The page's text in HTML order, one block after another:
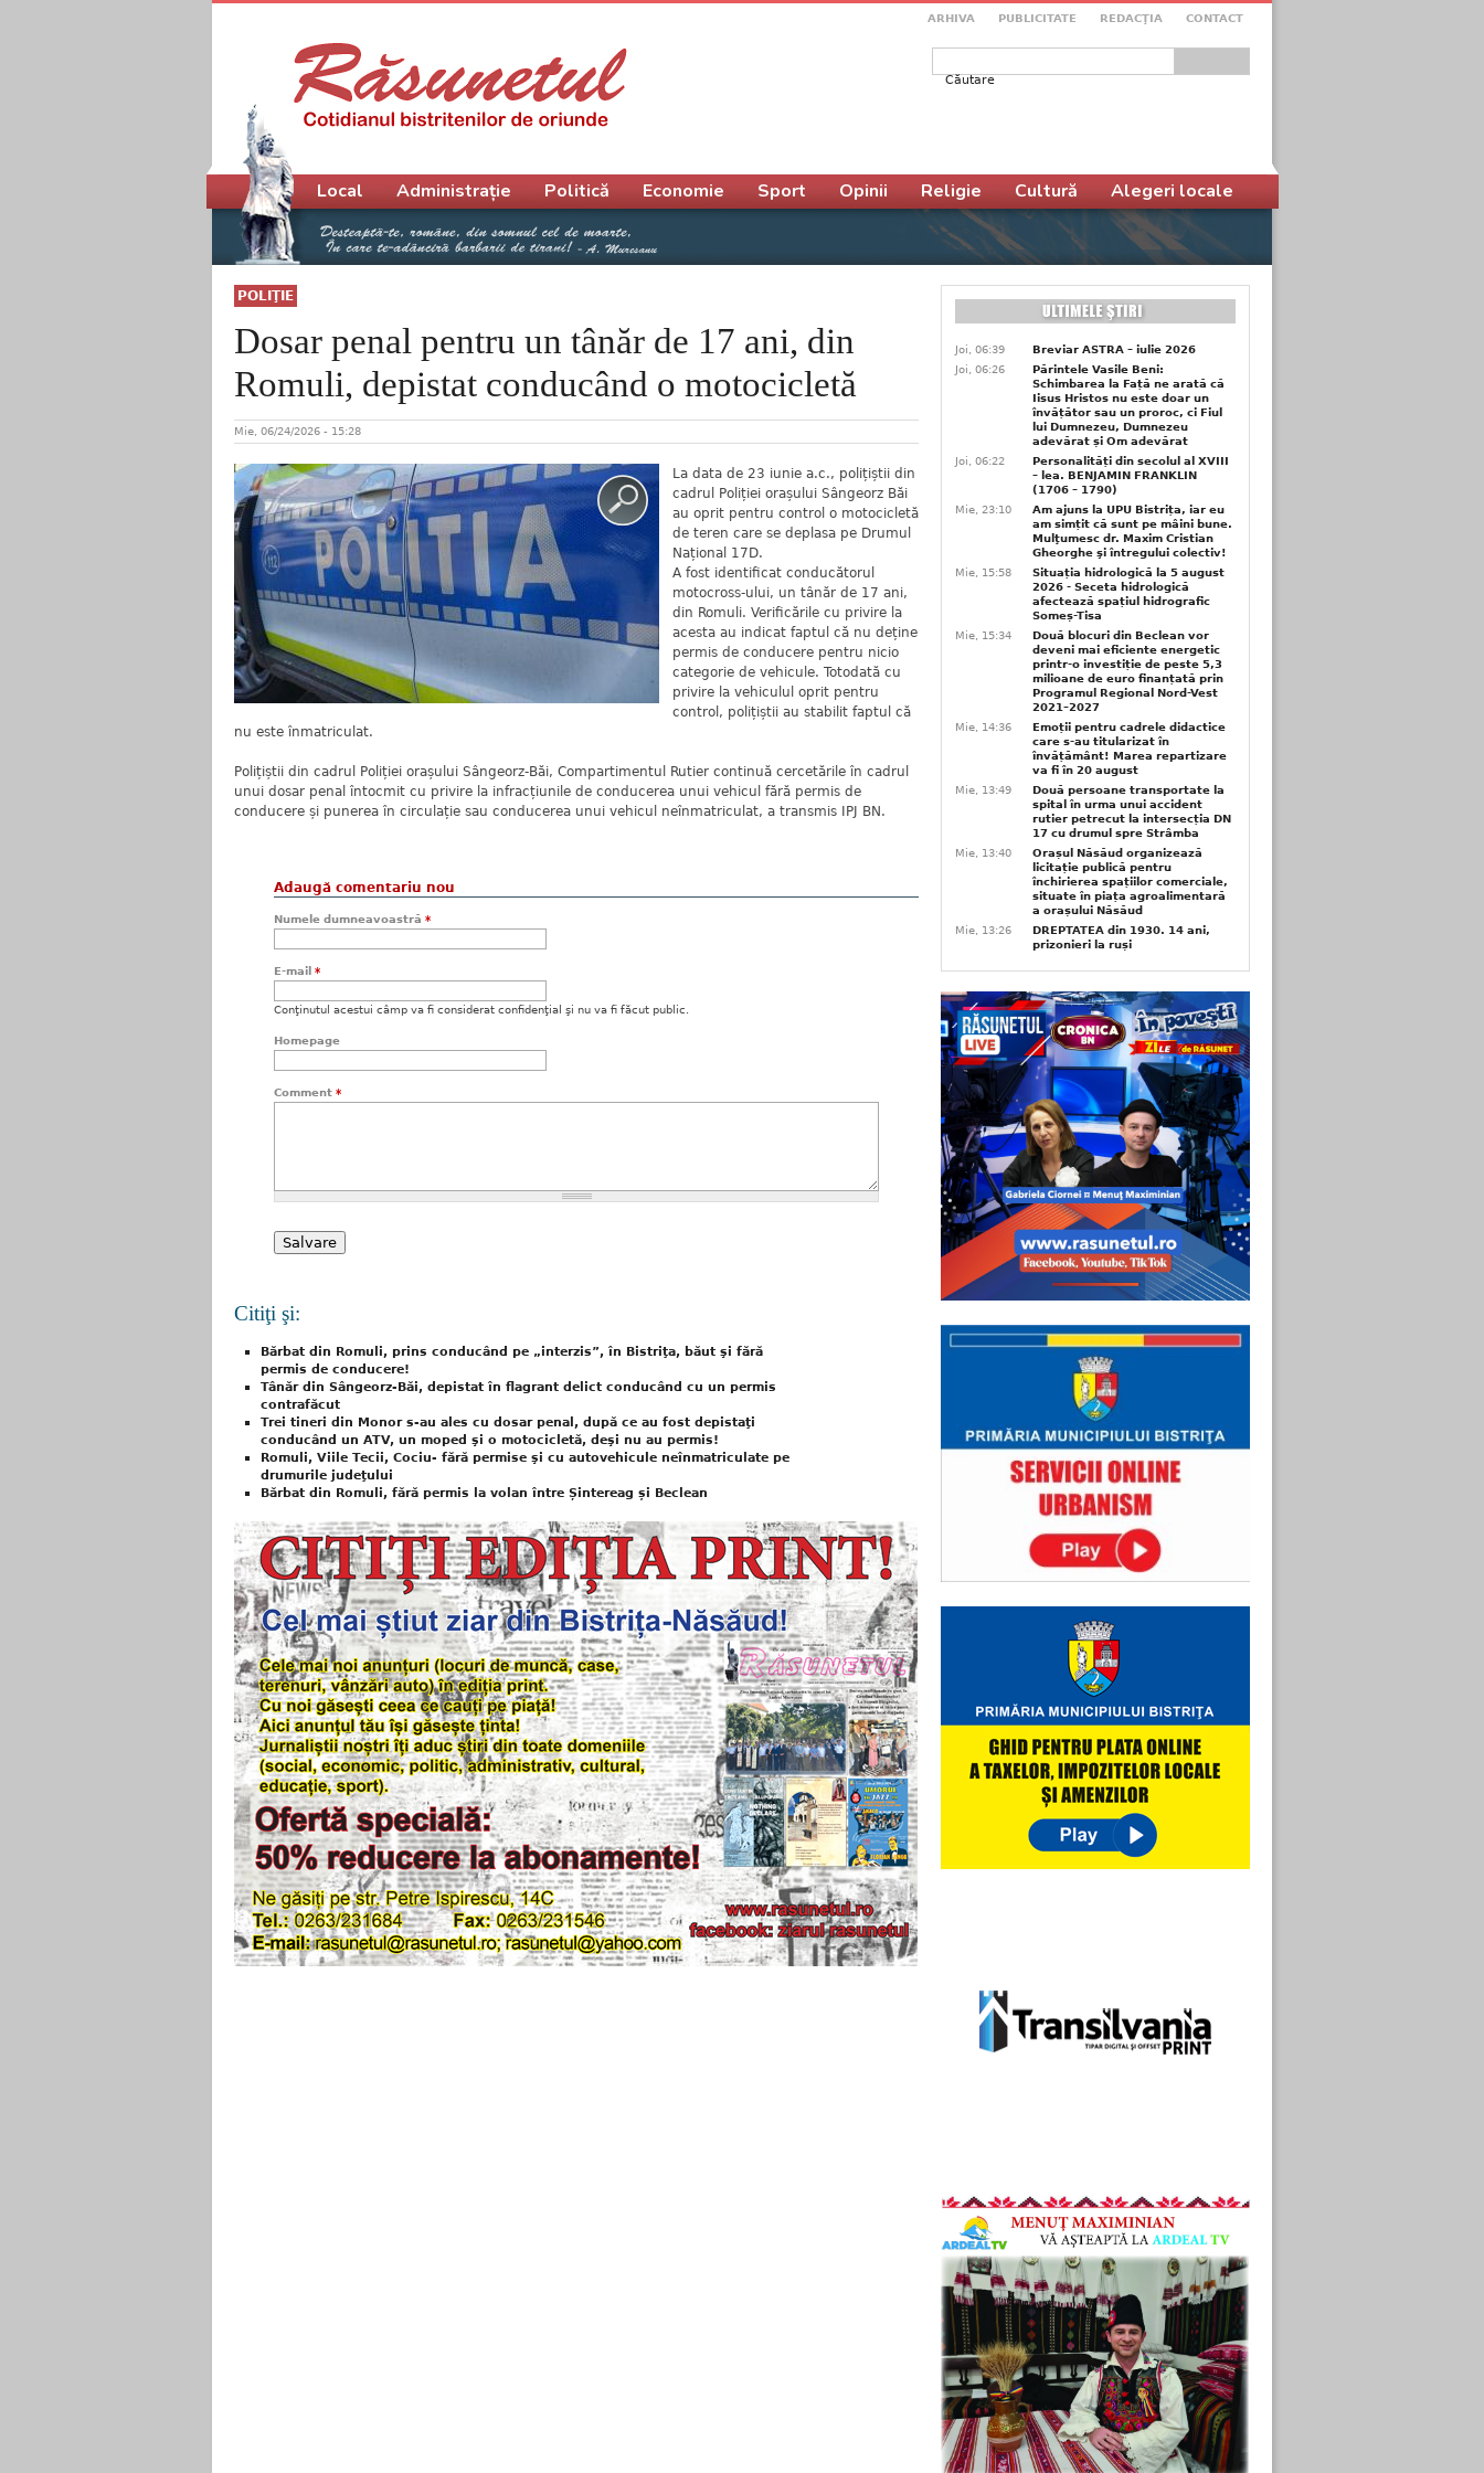
ARHIVA PUBLICITATE REDACŢIA CONTACT
Formular de căutare
POLIŢIE
Dosar penal pentru un tânăr de 17 ani, din
Romuli, depistat conducând o motocicletă
Mie, 06/24/2026 - 15:28
La data de 23 iunie a.c., polițiștii din
cadrul Poliției orașului Sângeorz Băi
au oprit pentru control o motocicletă
de teren care se deplasa pe Drumul
Național 17D.
A fost identificat conducătorul
motocross-ului, un tânăr de 17 ani,
din Romuli. Verificările cu privire la
acesta au indicat faptul că nu deține
permis de conducere pentru nicio
categorie de vehicule. Totodată cu
privire la vehiculul oprit pentru
control, polițiștii au stabilit faptul că
nu este înmatriculat.
Polițiștii din cadrul Poliției orașului Sângeorz-Băi, Compartimentul Rutier continuă cercetările în cadrul
unui dosar penal întocmit cu privire la infracțiunile de conducerea unui vehicul fără permis de
conducere și punerea în circulație sau conducerea unui vehicul neînmatriculat, a transmis IPJ BN.
Adaugă comentariu nou
Numele dumneavoastră *
E-mail *
Conţinutul acestui câmp va fi considerat confidenţial şi nu va fi făcut public.
Homepage
Comment *
Citiţi şi:
Bărbat din Romuli, prins conducând pe „interzis”, în Bistriţa, băut şi fără
permis de conducere!
Tânăr din Sângeorz-Băi, depistat în flagrant delict conducând cu un permis
contrafăcut
Trei tineri din Monor s-au ales cu dosar penal, după ce au fost depistaţi
conducând un ATV, un moped şi o motocicletă, deşi nu au permis!
Romuli, Viile Tecii, Cociu- fără permise şi cu autovehicule neînmatriculate pe
drumurile judeţului
Bărbat din Romuli, fără permis la volan între Șintereag și Beclean
Meniu principal
Local Administrație Politică Economie Sport Opinii Religie Cultură Alegeri locale
Joi, 06:39
Breviar ASTRA – iulie 2026
Joi, 06:26
Părintele Vasile Beni:
Schimbarea la Față ne arată că
Iisus Hristos nu este doar un
învățător sau un proroc, ci Fiul
lui Dumnezeu, Dumnezeu
adevărat și Om adevărat
Joi, 06:22
Personalități din secolul al XVIII
– lea. BENJAMIN FRANKLIN
(1706 – 1790)
Mie, 23:10
Am ajuns la UPU Bistrița, iar eu
am simțit că sunt pe mâini bune.
Mulţumesc dr. Maxim Cristian
Gheorghe şi întregului colectiv!
Mie, 15:58
Situația hidrologică la 5 august
2026 - Seceta hidrologică
afectează spațiul hidrografic
Someș-Tisa
Mie, 15:34
Două blocuri din Beclean vor
deveni mai eficiente energetic
printr-o investiție de peste 5,3
milioane de euro finanțată prin
Programul Regional Nord-Vest
2021–2027
Mie, 14:36
Emoții pentru cadrele didactice
care s-au titularizat în
învățământ! Marea repartizare
va fi în 20 august
Mie, 13:49
Două persoane transportate la
spital în urma unui accident
rutier petrecut la intersecția DN
17 cu drumul spre Strâmba
Mie, 13:40
Orașul Năsăud organizează
licitație publică pentru
închirierea spațiilor comerciale,
situate în piața agroalimentară
a orașului Năsăud
Mie, 13:26
DREPTATEA din 1930. 14 ani,
prizonieri la ruși